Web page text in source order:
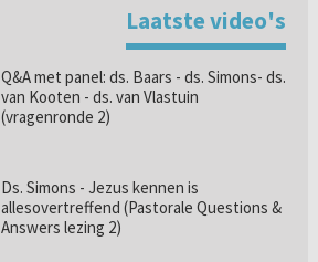
Laatste video's
Q&A met panel: ds. Baars - ds. Simons- ds.
van Kooten - ds. van Vlastuin
(vragenronde 2)
Ds. Simons - Jezus kennen is
allesovertreffend (Pastorale Questions &
Answers lezing 2)